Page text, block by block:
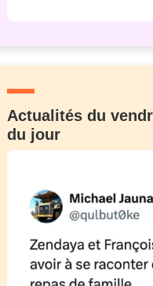
Actualités du
du jour